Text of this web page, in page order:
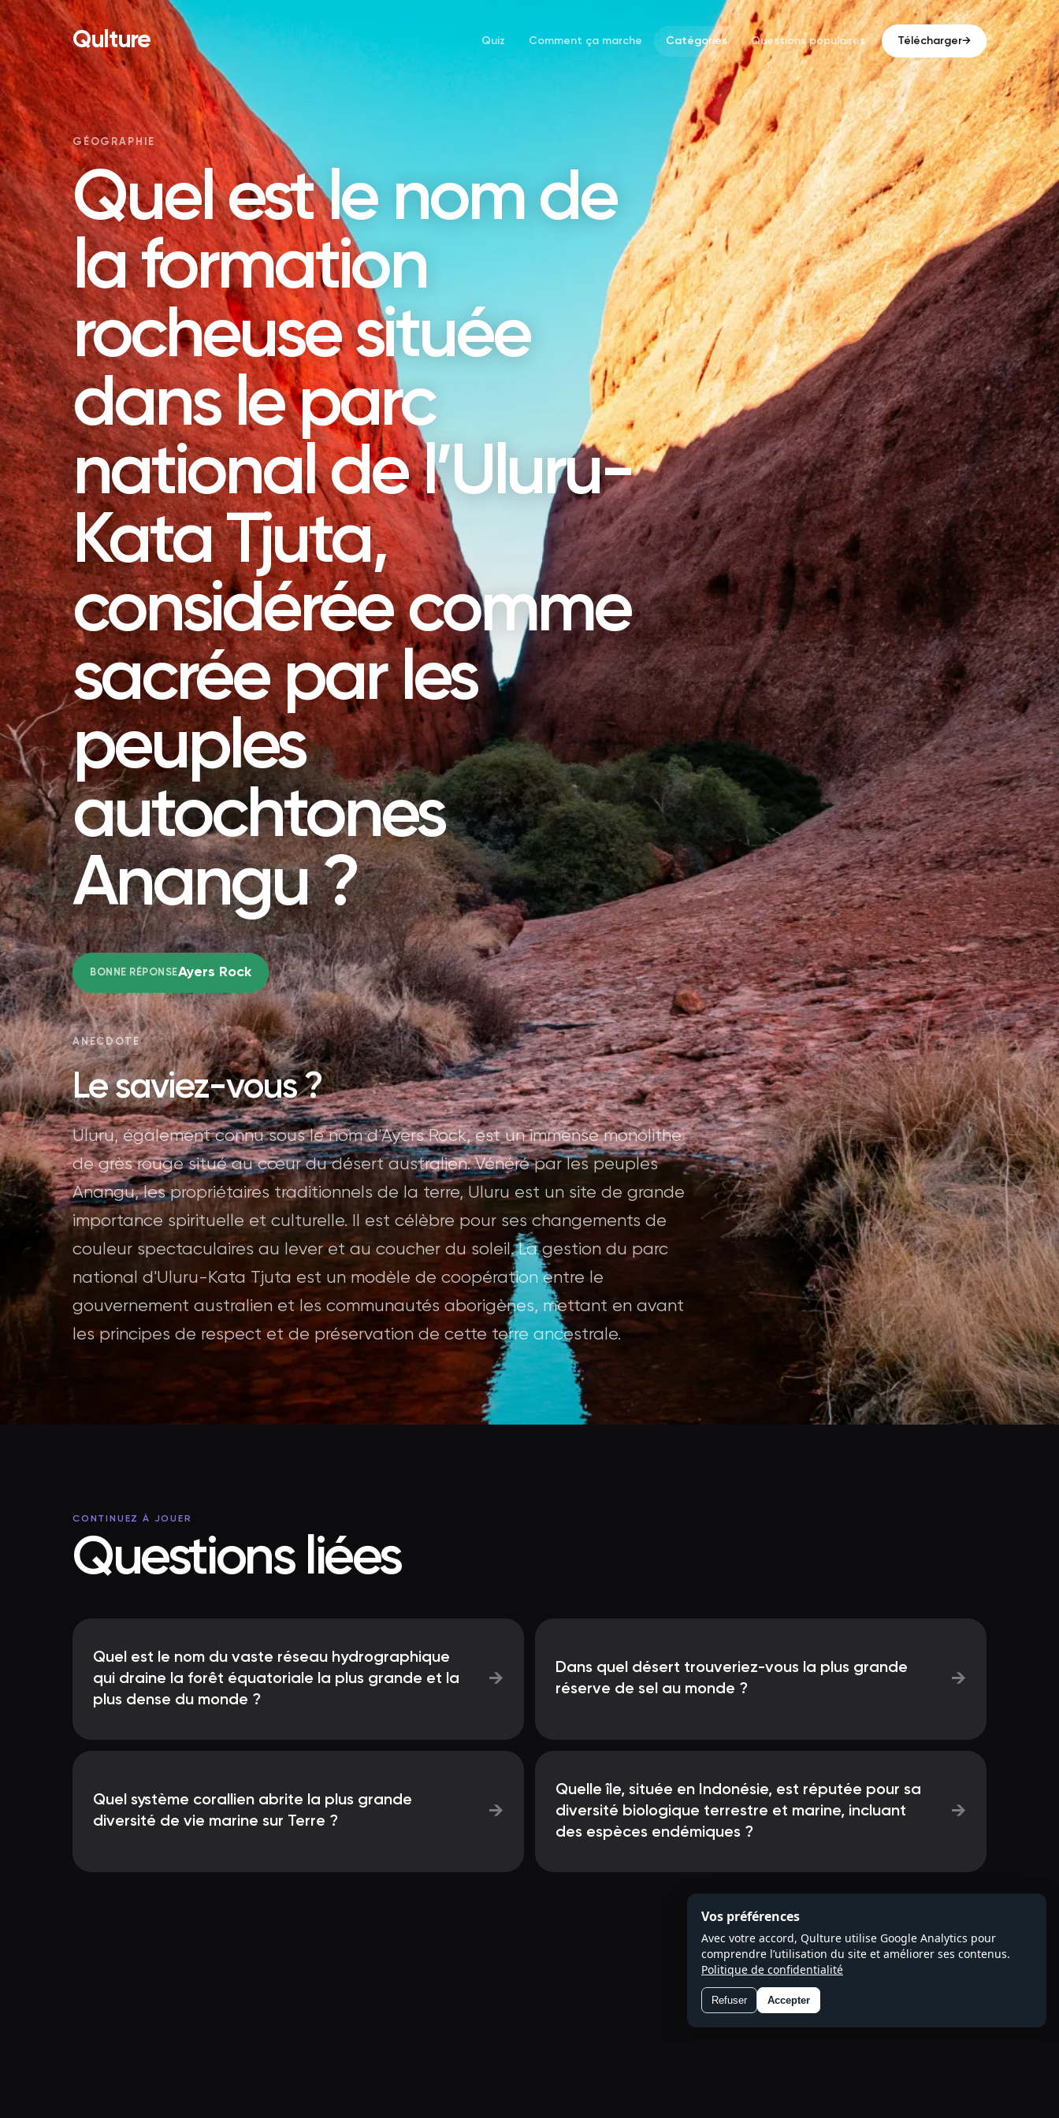
Qulture Quiz Comment ça marche Catégories Questions populaires Télécharger→
GÉOGRAPHIE
Quel est le nom de
la formation
rocheuse située
dans le parc
national de l’Uluru-
Kata Tjuta,
considérée comme
sacrée par les
peuples
autochtones
Anangu ?
BONNE RÉPONSEAyers Rock
ANECDOTE
Le saviez-vous ?
Uluru, également connu sous le nom d'Ayers Rock, est un immense monolithe
de grès rouge situé au cœur du désert australien. Vénéré par les peuples
Anangu, les propriétaires traditionnels de la terre, Uluru est un site de grande
importance spirituelle et culturelle. Il est célèbre pour ses changements de
couleur spectaculaires au lever et au coucher du soleil. La gestion du parc
national d'Uluru-Kata Tjuta est un modèle de coopération entre le
gouvernement australien et les communautés aborigènes, mettant en avant
les principes de respect et de préservation de cette terre ancestrale.
CONTINUEZ À JOUER
Questions liées
Quel est le nom du vaste réseau hydrographique
qui draine la forêt équatoriale la plus grande et la
plus dense du monde ?
→
Dans quel désert trouveriez-vous la plus grande
réserve de sel au monde ?
→
Quel système corallien abrite la plus grande
diversité de vie marine sur Terre ?
→
Quelle île, située en Indonésie, est réputée pour sa
diversité biologique terrestre et marine, incluant
des espèces endémiques ?
→
Vos préférences
Avec votre accord, Qulture utilise Google Analytics pour
comprendre l’utilisation du site et améliorer ses contenus.
Politique de confidentialité
Refuser Accepter